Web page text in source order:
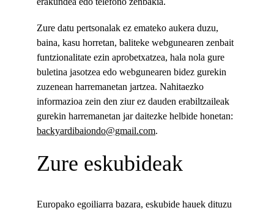
Zure datu pertsonalak ez emateko aukera duzu,
baina, kasu horretan, baliteke webgunearen zenbait
funtzionalitate ezin aprobetxatzea, hala nola gure
buletina jasotzea edo webgunearen bidez gurekin
zuzenean harremanetan jartzea. Nahitaezko
informazioa zein den ziur ez dauden erabiltzaileak
gurekin harremanetan jar daitezke helbide honetan:
backyardibaiondo@gmail.com.
Zure eskubideak
Europako egoiliarra bazara, eskubide hauek dituzu